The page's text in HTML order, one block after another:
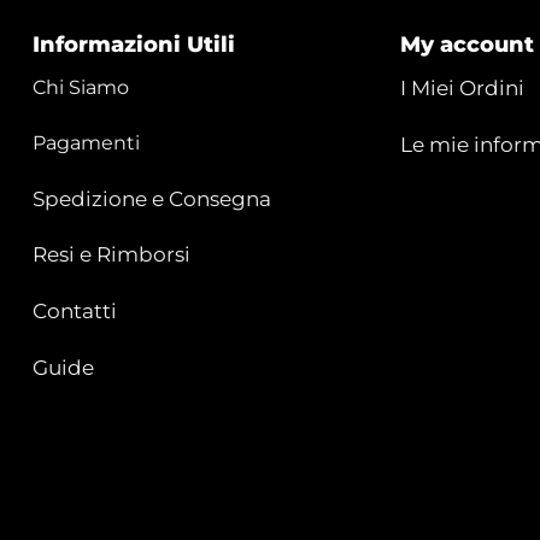
Informazioni Utili
Chi Siamo
Pagamenti
Spedizione e Consegna
Resi e Rimborsi
Contatti
Guide
My account
I Miei Ordini
Le mie